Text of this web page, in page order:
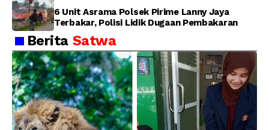
6 Unit Asrama Polsek Pirime Lanny Jaya
Terbakar, Polisi Lidik Dugaan Pembakaran
Berita Satwa